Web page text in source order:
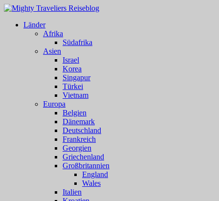
Länder
Afrika
Südafrika
Asien
Israel
Korea
Singapur
Türkei
Vietnam
Europa
Belgien
Dänemark
Deutschland
Frankreich
Georgien
Griechenland
Großbritannien
England
Wales
Italien